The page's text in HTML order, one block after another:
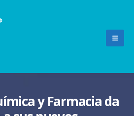
y Farmacia da